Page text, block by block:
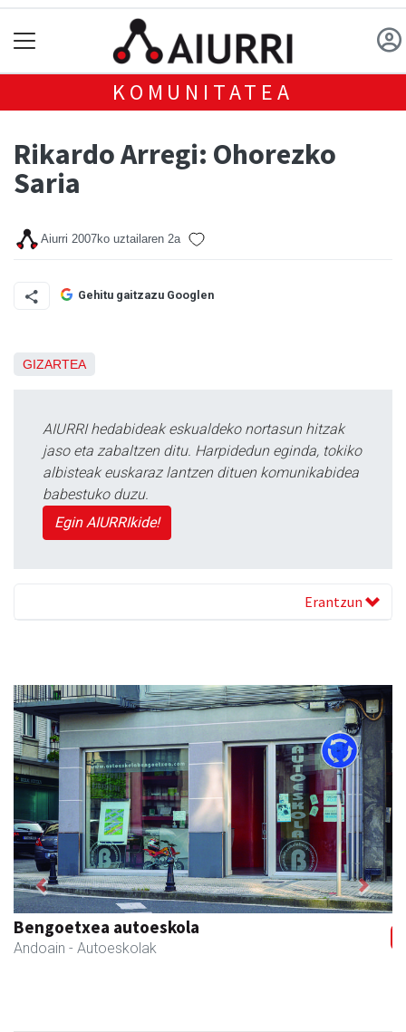
KOMUNITATEA
Rikardo Arregi: Ohorezko
Saria
Aiurri 2007ko uztailaren 2a
Gehitu gaitzazu Googlen
GIZARTEA
AIURRI hedabideak eskualdeko nortasun hitzak
jaso eta zabaltzen ditu. Harpidedun eginda, tokiko
albisteak euskaraz lantzen dituen komunikabidea
babestuko duzu.
Egin AIURRIkide!
Erantzun
Urrats inprimategia
Andoain - Inprimategiak
Previous Next